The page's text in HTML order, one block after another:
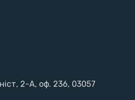
2-А, оф. 236, 03057